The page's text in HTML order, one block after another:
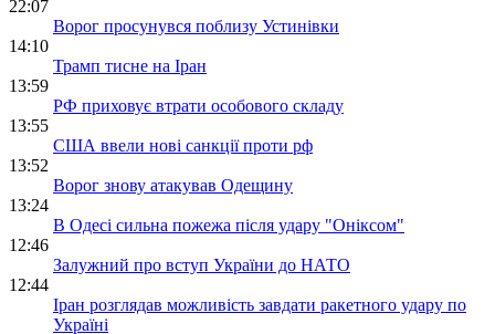
22:07
Ворог просунувся поблизу Устинівки
14:10
Трамп тисне на Іран
13:59
РФ приховує втрати особового складу
13:55
США ввели нові санкції проти рф
13:52
Ворог знову атакував Одещину
13:24
В Одесі сильна пожежа після удару "Оніксом"
12:46
Залужний про вступ України до НАТО
12:44
Іран розглядав можливість завдати ракетного удару по
Україні